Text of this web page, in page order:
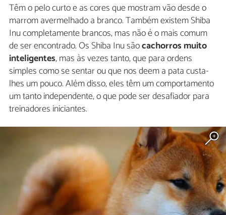
Têm o pelo curto e as cores que mostram vão desde o
marrom avermelhado a branco. Também existem Shiba
Inu completamente brancos, mas não é o mais comum
de ser encontrado. Os Shiba Inu sãocachorros muito
inteligentes, mas às vezes tanto, que para ordens
simples como se sentar ou que nos deem a pata custa-
lhes um pouco. Além disso, eles têm um comportamento
um tanto independente, o que pode ser desafiador para
treinadores iniciantes.